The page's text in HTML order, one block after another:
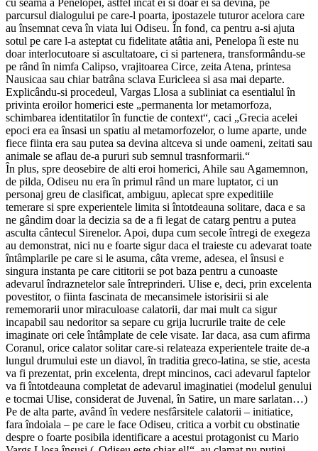
parcursul dialogului pe care-l poarta, ipostazele tuturor acelora care
au însemnat ceva în viata lui Odiseu. În fond, ca pentru a-si ajuta
sotul pe care l-a asteptat cu fidelitate atâtia ani, Penelopa îi este nu
doar interlocutoare si ascultatoare, ci si partenera, transformându-se
pe rând în nimfa Calipso, vrajitoarea Circe, zeita Atena, printesa
Nausicaa sau chiar batrâna sclava Euricleea si asa mai departe.
Explicându-si procedeul, Vargas Llosa a subliniat ca esentialul în
privinta eroilor homerici este „permanenta lor metamorfoza,
schimbarea identitatilor în functie de context“, caci „Grecia acelei
epoci era ea însasi un spatiu al metamorfozelor, o lume aparte, unde
fiece fiinta era sau putea sa devina altceva si unde oameni, zeitati sau
animale se aflau de-a pururi sub semnul trasnformarii.“
În plus, spre deosebire de alti eroi homerici, Ahile sau Agamemnon,
de pilda, Odiseu nu era în primul rând un mare luptator, ci un
personaj greu de clasificat, ambiguu, aplecat spre expeditiile
temerare si spre experientele limita si întotdeauna solitare, daca e sa
ne gândim doar la decizia sa de a fi legat de catarg pentru a putea
asculta cântecul Sirenelor. Apoi, dupa cum secole întregi de exegeza
au demonstrat, nici nu e foarte sigur daca el traieste cu adevarat toate
întâmplarile pe care si le asuma, câta vreme, adesea, el însusi e
singura instanta pe care cititorii se pot baza pentru a cunoaste
adevarul îndraznetelor sale întreprinderi. Ulise e, deci, prin excelenta
povestitor, o fiinta fascinata de mecansimele istorisirii si ale
rememorarii unor miraculoase calatorii, dar mai mult ca sigur
incapabil sau nedoritor sa separe cu grija lucrurile traite de cele
imaginate ori cele întâmplate de cele visate. Iar daca, asa cum afirma
Coranul, orice calator solitar care-si relateaza experientele traite de-a
lungul drumului este un diavol, în traditia greco-latina, se stie, acesta
va fi prezentat, prin excelenta, drept mincinos, caci adevarul faptelor
va fi întotdeauna completat de adevarul imaginatiei (modelul genului
e tocmai Ulise, considerat de Juvenal, în Satire, un mare sarlatan…)
Pe de alta parte, având în vedere nesfârsitele calatorii – initiatice,
fara îndoiala – pe care le face Odiseu, critica a vorbit cu obstinatie
despre o foarte posibila identificare a acestui protagonist cu Mario